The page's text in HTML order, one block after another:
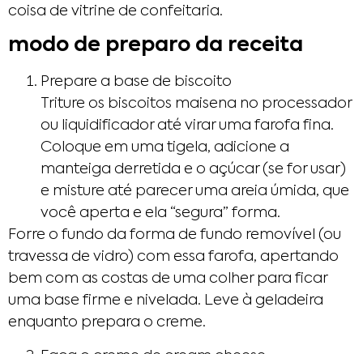
coisa de vitrine de confeitaria.
modo de preparo da receita
Prepare a base de biscoito
Triture os biscoitos maisena no processador
ou liquidificador até virar uma farofa fina.
Coloque em uma tigela, adicione a
manteiga derretida e o açúcar (se for usar)
e misture até parecer uma areia úmida, que
você aperta e ela “segura” forma.
Forre o fundo da forma de fundo removível (ou
travessa de vidro) com essa farofa, apertando
bem com as costas de uma colher para ficar
uma base firme e nivelada. Leve à geladeira
enquanto prepara o creme.